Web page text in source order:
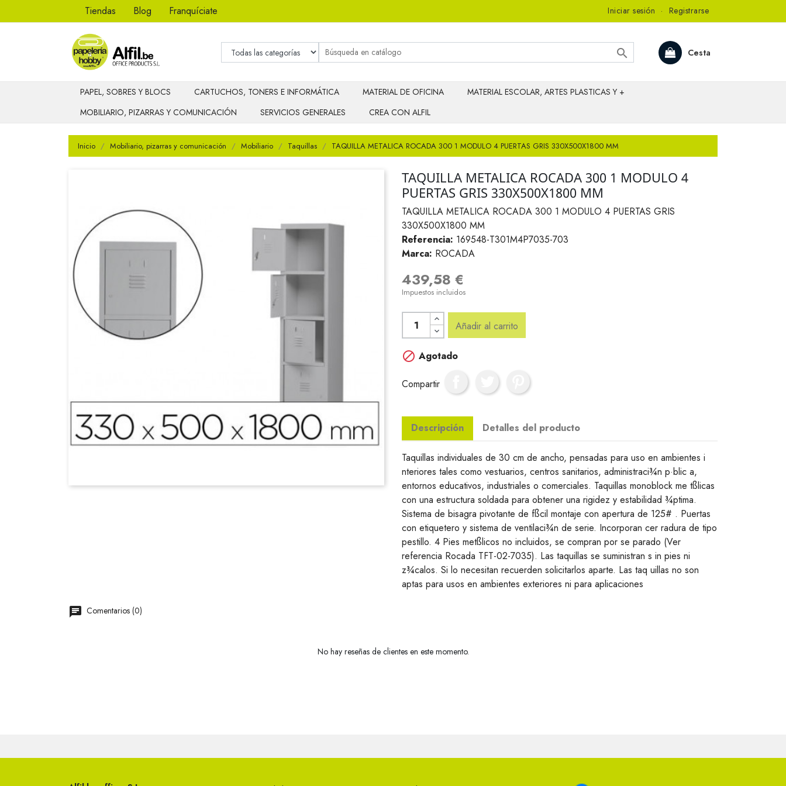
Tiendas Blog Franquíciate Iniciar sesión · Registrarse
Cesta

PAPEL, SOBRES Y BLOCS CARTUCHOS, TONERS E INFORMÁTICA MATERIAL DE OFICINA
MATERIAL ESCOLAR, ARTES PLASTICAS Y +
MOBILIARIO, PIZARRAS Y COMUNICACIÓN
SERVICIOS GENERALES CREA CON ALFIL
Inicio Mobiliario, pizarras y comunicación Mobiliario Taquillas TAQUILLA METALICA ROCADA 300 1 MODULO 4 PUERTAS GRIS 330X500X1800 MM
TAQUILLA METALICA ROCADA 300 1 MODULO 4
PUERTAS GRIS 330X500X1800 MM
TAQUILLA METALICA ROCADA 300 1 MODULO 4 PUERTAS GRIS
330X500X1800 MM
Referencia: 169548-T301M4P7035-703
Marca: ROCADA
439,58 €
Impuestos incluidos
Añadir al carrito
 Agotado
Compartir
Descripción Detalles del producto
Taquillas individuales de 30 cm de ancho, pensadas para uso en ambientes i
nteriores tales como vestuarios, centros sanitarios, administraci¾n p·blic a,
entornos educativos, industriales o comerciales. Taquillas monoblock me tßlicas
con una estructura soldada para obtener una rigidez y estabilidad ¾ptima.
Sistema de bisagra pivotante de fßcil montaje con apertura de 125# . Puertas
con etiquetero y sistema de ventilaci¾n de serie. Incorporan cer radura de tipo
pestillo. 4 Pies metßlicos no incluidos, se compran por se parado (Ver
referencia Rocada TFT-02-7035). Las taquillas se suministran s in pies ni
z¾calos. Si lo necesitan recuerden solicitarlos aparte. Las taq uillas no son
aptas para usos en ambientes exteriores ni para aplicaciones
Comentarios (0)
No hay reseñas de clientes en este momento.